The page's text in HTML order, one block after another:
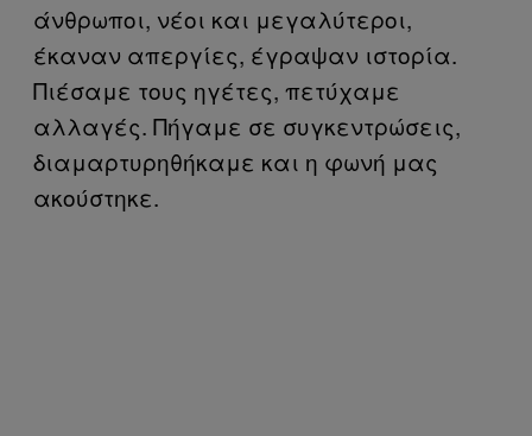
άνθρωποι, νέοι και μεγαλύτεροι,
έκαναν απεργίες, έγραψαν ιστορία.
Πιέσαμε τους ηγέτες, πετύχαμε
αλλαγές. Πήγαμε σε συγκεντρώσεις,
διαμαρτυρηθήκαμε και η φωνή μας
ακούστηκε.